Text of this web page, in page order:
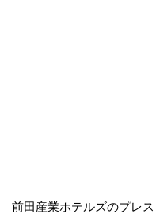
前田産業ホテルズのプレ